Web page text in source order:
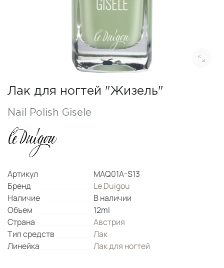
Лак для ногтей "Жизель"
Nail Polish Gisele
Артикул
MAQ01A-S13
Бренд
Le Duigou
Наличие
В наличии
Объем
12ml
Страна
Австрия
Тип средств
Лак
Линейка
Лак для ногтей